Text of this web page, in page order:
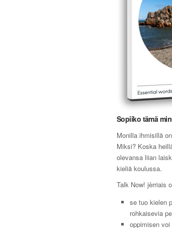
Sopiiko tämä
Monilla ihmisillä
Miksi? Koska
olevansa liian
kieliä koulussa.
Talk Now! jèrriais
se tuo kielen
rohkaisevia
oppimisen